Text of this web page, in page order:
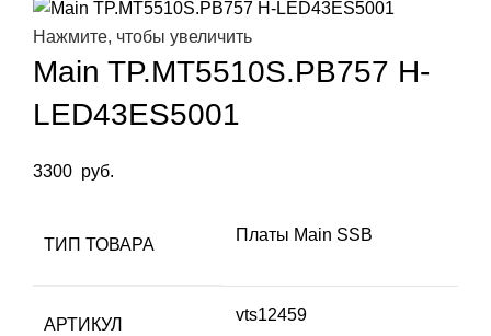
Нажмите, чтобы увеличить
Main TP.MT5510S.PB757 H-
LED43ES5001
3300 руб.
ТИП ТОВАРА
Платы Main SSB
АРТИКУЛ
vts12459